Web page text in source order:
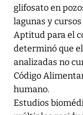
glifosato en
lagunas y
Aptitud para el
determinó que
analizadas no
Código
humano.
Estudios